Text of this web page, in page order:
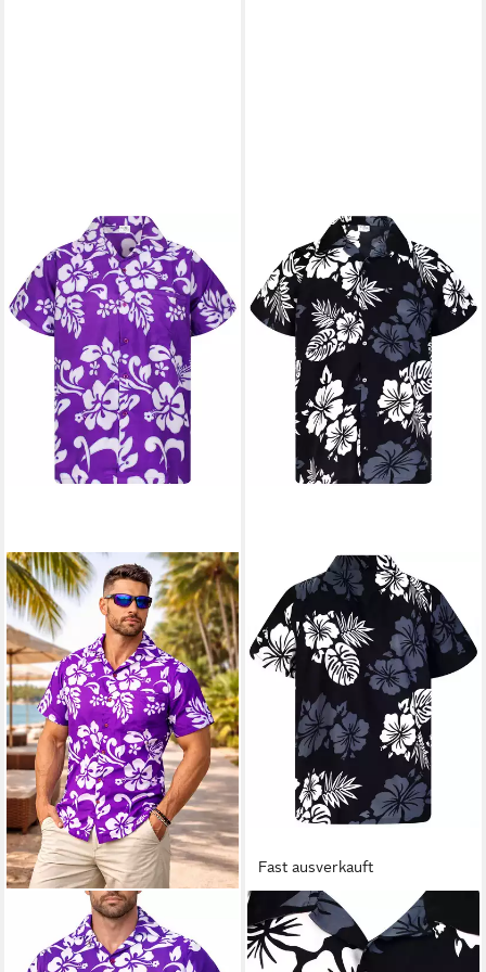
KING KAMEHA
Hawaiihemd "Hibiscus"
Funky Hawaii-Hemd Herren
Fast ausverkauft
KING KAMEHA
Hawaiihemd "Mono Hibiscus"
Funky Hawaii-Hemd Herren